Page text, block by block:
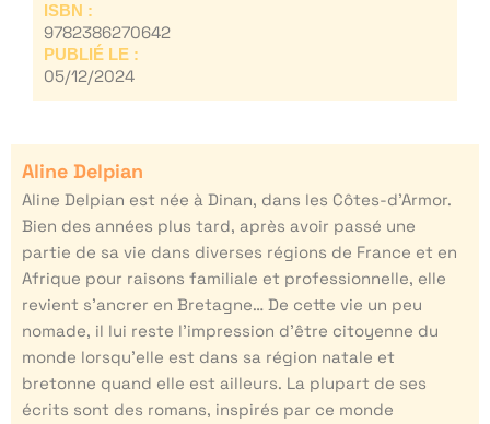
ISBN :
9782386270642
PUBLIÉ LE :
05/12/2024
Aline Delpian
Aline Delpian est née à Dinan, dans les Côtes-d’Armor.
Bien des années plus tard, après avoir passé une
partie de sa vie dans diverses régions de France et en
Afrique pour raisons familiale et professionnelle, elle
revient s’ancrer en Bretagne… De cette vie un peu
nomade, il lui reste l’impression d’être citoyenne du
monde lorsqu’elle est dans sa région natale et
bretonne quand elle est ailleurs. La plupart de ses
écrits sont des romans, inspirés par ce monde